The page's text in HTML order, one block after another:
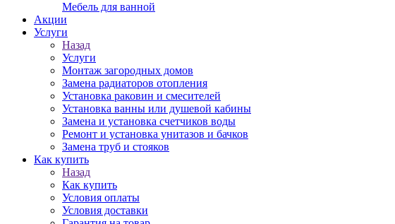
Мебель для ванной
Акции
Услуги
Назад
Услуги
Монтаж загородных домов
Замена радиаторов отопления
Установка раковин и смесителей
Установка ванны или душевой кабины
Замена и установка счетчиков воды
Ремонт и установка унитазов и бачков
Замена труб и стояков
Как купить
Назад
Как купить
Условия оплаты
Условия доставки